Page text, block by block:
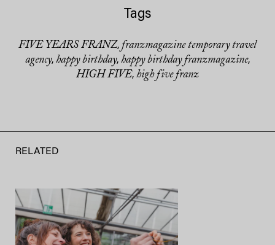
Tags
FIVE YEARS FRANZ, franzmagazine temporary travel
agency, happy birthday, happy birthday franzmagazine,
HIGH FIVE, high five franz
RELATED